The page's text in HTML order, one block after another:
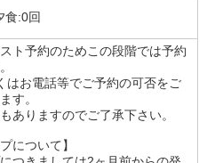
食:0回
ト予約のためこの段階では予約
はお電話等でご予約の可否をご
す。
ありますのでご了承下さい。
について】